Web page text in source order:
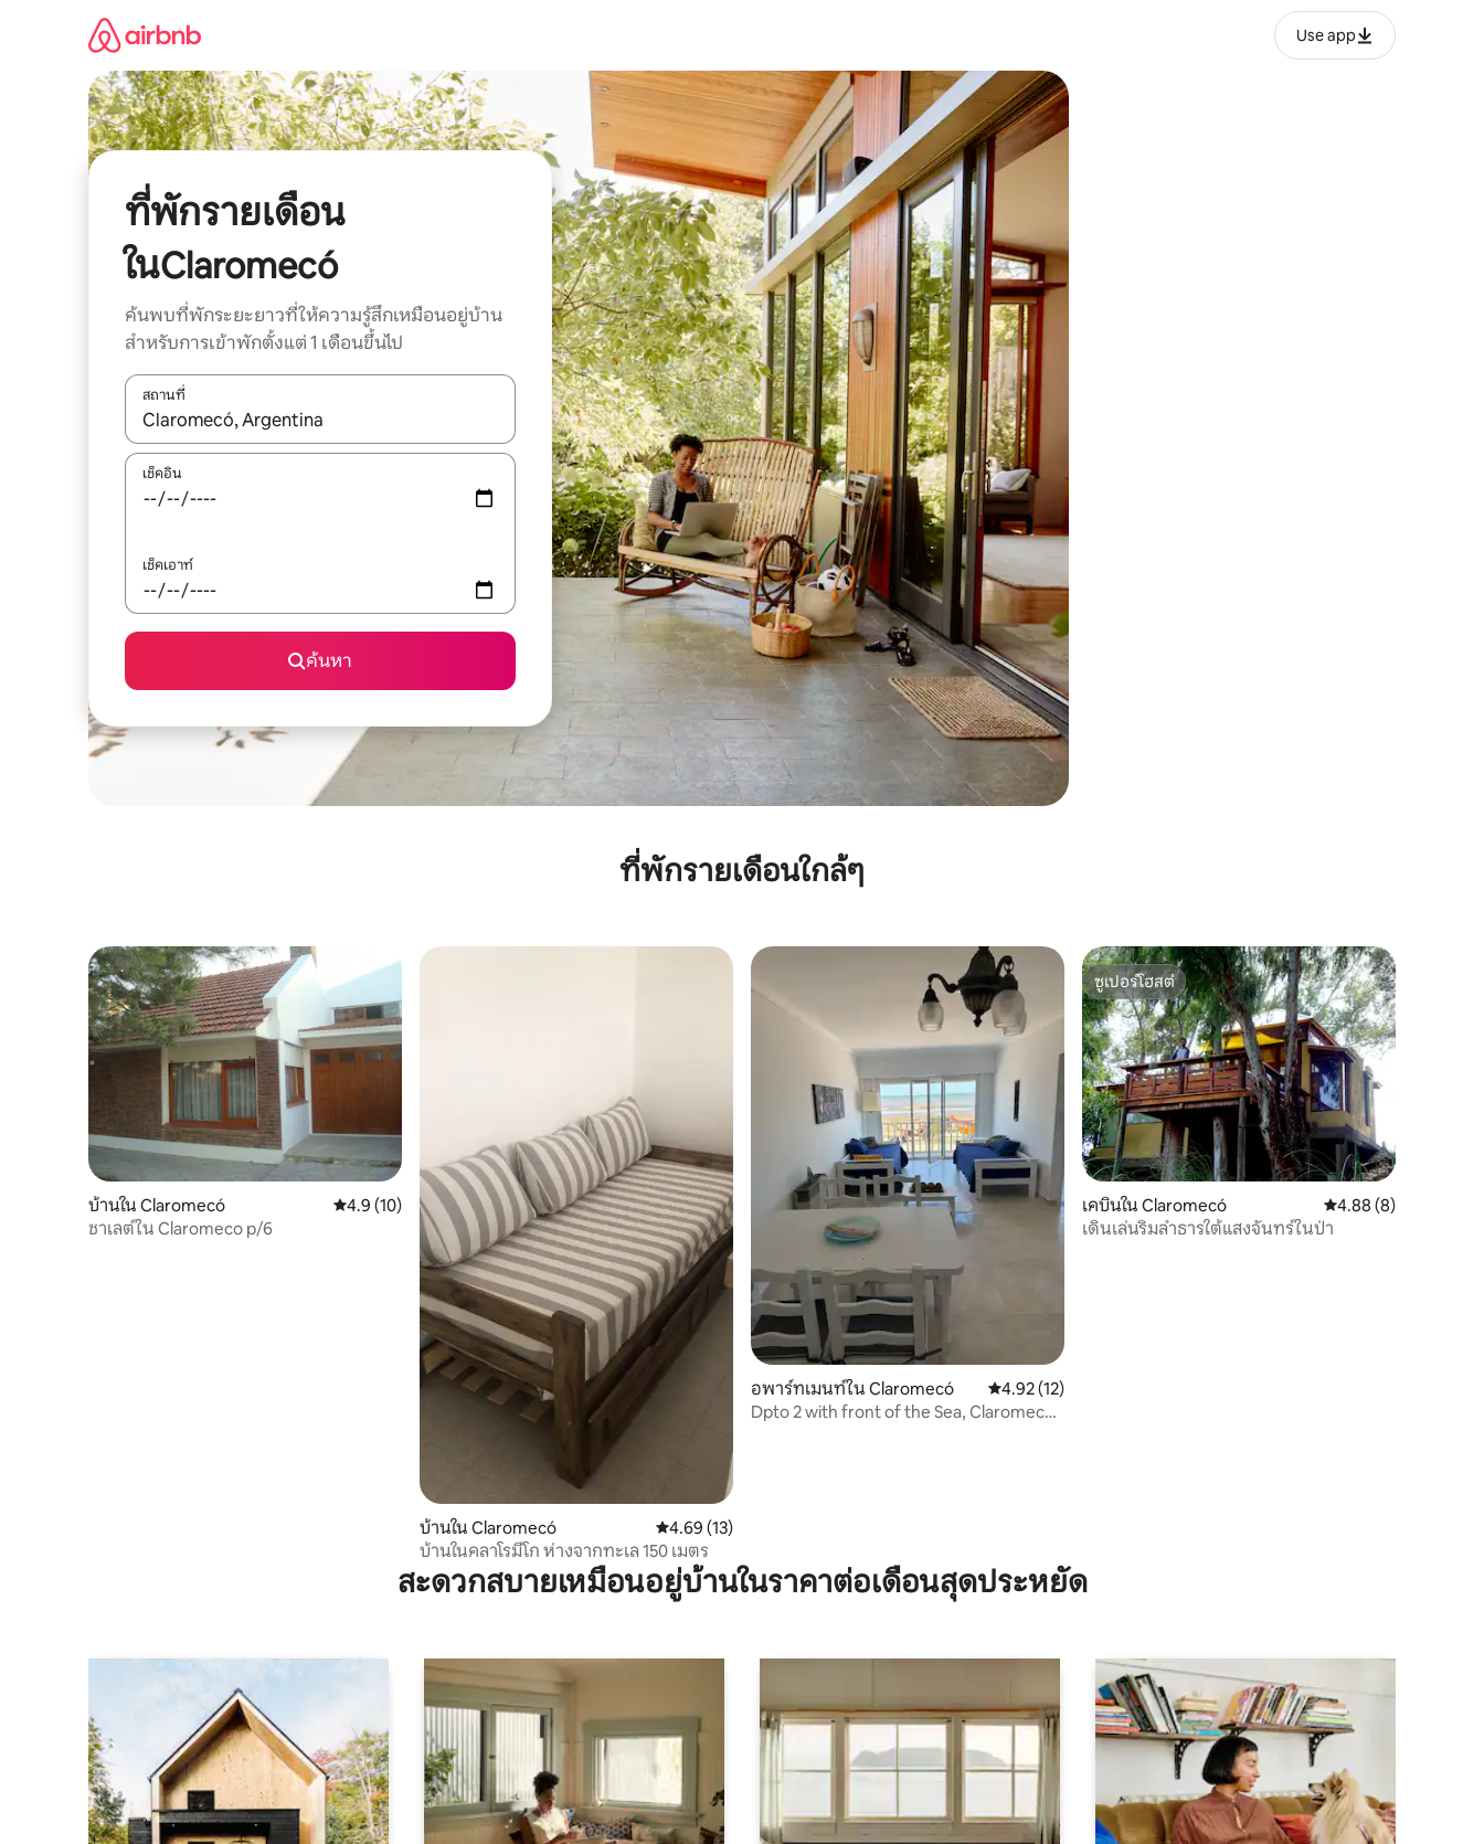
Use app
ที่พักรายเดือน
ในClaromecó
ค้นพบที่พักระยะยาวที่ให้ความรู้สึกเหมือนอยู่บ้าน
สำหรับการเข้าพักตั้งแต่ 1 เดือนขึ้นไป
สถานที่
ใช้ลูกศรขึ้นลง หรือใช้การสัมผัสหรือปัด เพื่อสำรวจผลการค้นหา
เช็คอิน
เช็คเอาท์
ค้นหา
ที่พักรายเดือนใกล้ๆ
บ้านใน Claromecó คะแนนเฉลี่ย 4.9 จาก 5, 10 รีวิว
4.9 (10)
ชาเลต์ใน Claromeco p/6
บ้านใน Claromecó คะแนนเฉลี่ย 4.69 จาก 5, 13 รีวิว
4.69 (13)
บ้านในคลาโรมีโก ห่างจากทะเล 150 เมตร
อพาร์ทเมนท์ใน Claromecó คะแนนเฉลี่ย 4.92 จาก 5, 12 รีวิว
4.92 (12)
Dpto 2 with front of the Sea, Claromeco
ซูเปอร์โฮสต์
ซูเปอร์โฮสต์
เคบินใน Claromecó คะแนนเฉลี่ย 4.88 จาก
4.88 (8)
เดินเล่นริมลำธารใต้แสงจันทร์ในป่า
สะดวกสบายเหมือนอยู่บ้านในราคาต่อเดือนสุดประหยัด